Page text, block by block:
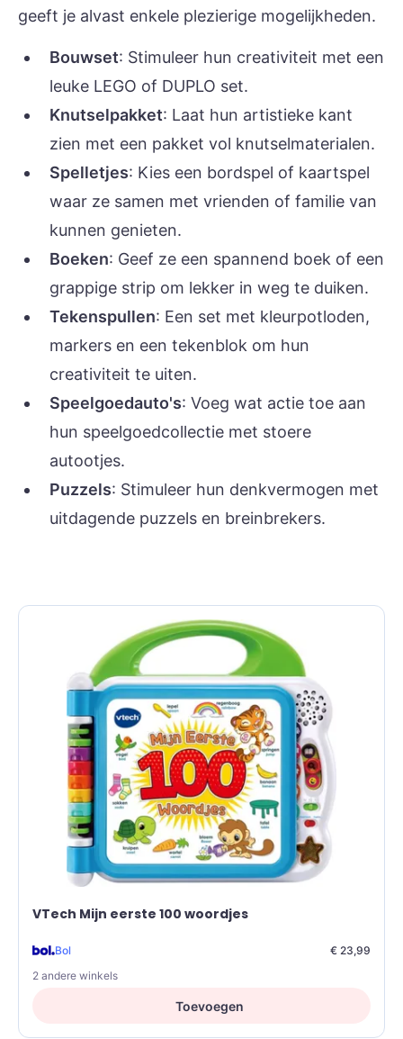
geeft je alvast enkele plezierige mogelijkheden.
Bouwset: Stimuleer hun creativiteit met een
leuke LEGO of DUPLO set.
Knutselpakket: Laat hun artistieke kant
zien met een pakket vol knutselmaterialen.
Spelletjes: Kies een bordspel of kaartspel
waar ze samen met vrienden of familie van
kunnen genieten.
Boeken: Geef ze een spannend boek of een
grappige strip om lekker in weg te duiken.
Tekenspullen: Een set met kleurpotloden,
markers en een tekenblok om hun
creativiteit te uiten.
Speelgoedauto's: Voeg wat actie toe aan
hun speelgoedcollectie met stoere
autootjes.
Puzzels: Stimuleer hun denkvermogen met
uitdagende puzzels en breinbrekers.
VTech Mijn eerste 100 woordjes
Bol
€ 23,99
2 andere winkels
Toevoegen